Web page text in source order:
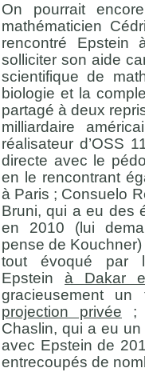
On pourrait
mathématicien
rencontré Epstein
solliciter son aide
scientifique de
biologie et la
partagé à deux
milliardaire
réalisateur d’OSS
directe avec le
en le rencontrant
à Paris ; Consuelo
Bruni, qui a eu des
en 2010 (lui
pense de Kouchner)
tout évoqué par
Epstein à Dakar
gracieusement
projection privée ;
Chaslin, qui a eu
avec Epstein de
entrecoupés de